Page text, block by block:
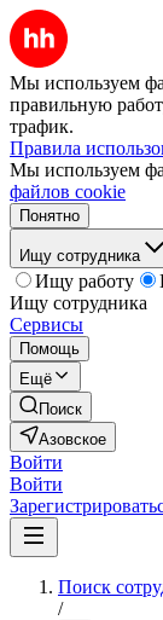
Мы используем
правильную
трафик.
Правила
Мы используем
файлов cookie
Понятно
Ищу сотрудника
Ищу работу
Ищу сотрудника
Сервисы
Помощь
Ещё
Поиск
Азовское
Войти
Войти
Поиск
/